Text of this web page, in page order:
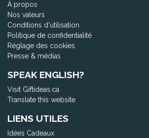
À propos
Nos valeurs
Conditions d'utilisation
Politique de confidentialité
Réglage des cookies
Presse & médias
SPEAK ENGLISH?
Visit Giftideas.ca
Translate this website
LIENS UTILES
Idées Cadeaux